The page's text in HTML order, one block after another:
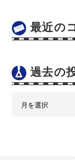
最近の
過去の